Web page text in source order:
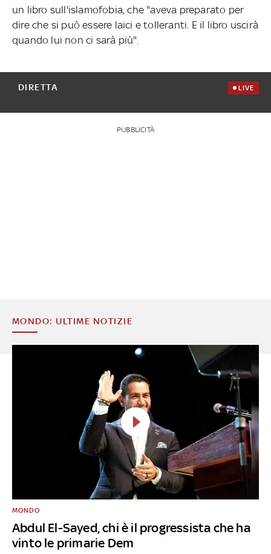
un libro sull'islamofobia, che "aveva preparato per
dire che si può essere laici e tolleranti. E il libro uscirà
quando lui non ci sarà più".
DIRETTA LIVE
PUBBLICITÀ
MONDO: ULTIME NOTIZIE
Abdul El-Sayed, chi è il progressista che ha
vinto le primarie Dem
MONDO